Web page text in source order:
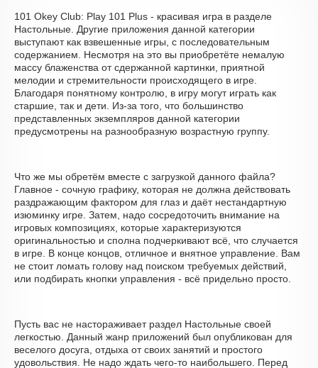
101 Okey Club: Play 101 Plus - красивая игра в разделе
Настольные. Другие приложения данной категории
выступают как взвешенные игры, с последовательным
содержанием. Несмотря на это вы приобретёте немалую
массу блаженства от сдержанной картинки, приятной
мелодии и стремительности происходящего в игре.
Благодаря понятному контролю, в игру могут играть как
старшие, так и дети. Из-за того, что большинство
представленных экземпляров данной категории
предусмотрены на разнообразную возрастную группу.
Что же мы обретём вместе с загрузкой данного файла?
Главное - сочную графику, которая не должна действовать
раздражающим фактором для глаз и даёт нестандартную
изюминку игре. Затем, надо сосредоточить внимание на
игровых композициях, которые характеризуются
оригинальностью и сполна подчеркивают всё, что случается
в игре. В конце концов, отличное и внятное управление. Вам
не стоит ломать голову над поиском требуемых действий,
или подбирать кнопки управления - всё придельно просто.
Пусть вас не настораживает раздел Настольные своей
легкостью. Данный жанр приложений был опубликован для
веселого досуга, отдыха от своих занятий и простого
удовольствия. Не надо ждать чего-то наибольшего. Перед